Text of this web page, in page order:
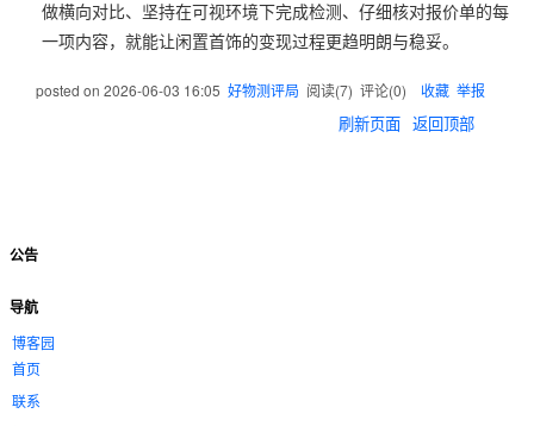
做横向对比、坚持在可视环境下完成检测、仔细核对报价单的每
一项内容，就能让闲置首饰的变现过程更趋明朗与稳妥。
posted on 2026-06-03 16:05 好物测评局 阅读(7) 评论(0) 收藏 举报
刷新页面 返回顶部
公告
导航
博客园
首页
联系